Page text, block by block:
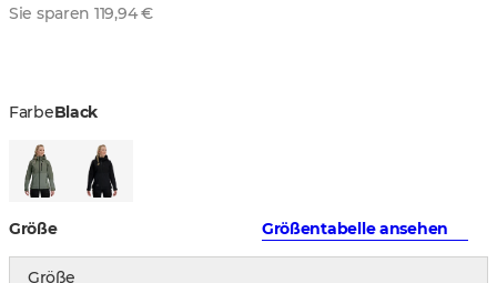
Sie sparen 119,94 €
FarbeBlack
Größe Größentabelle ansehen
Größe